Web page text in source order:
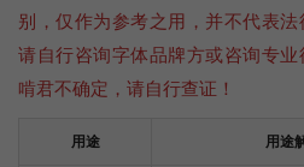
别，仅作为参考之用，并不代表法
请自行咨询字体品牌方或咨询专
啃君不确定，请自行查证！
用途 用途